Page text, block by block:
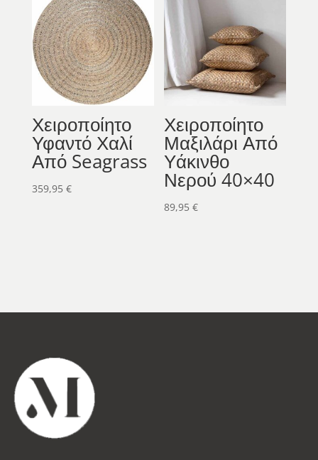
Χειροποίητο
Υφαντό Χαλί
Από Seagrass
359,95 €
Χειροποίητο
Μαξιλάρι Από
Υάκινθο
Νερού 40×40
89,95€